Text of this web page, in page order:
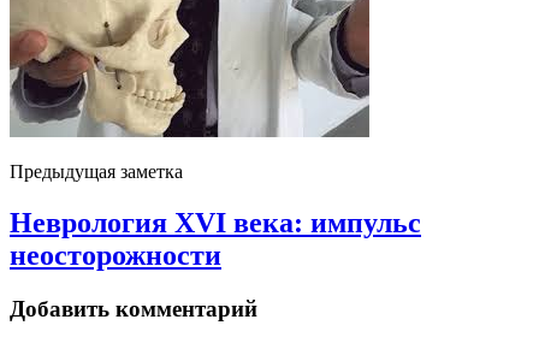
Предыдущая заметка
Неврология XVI века: импульс
неосторожности
Добавить комментарий